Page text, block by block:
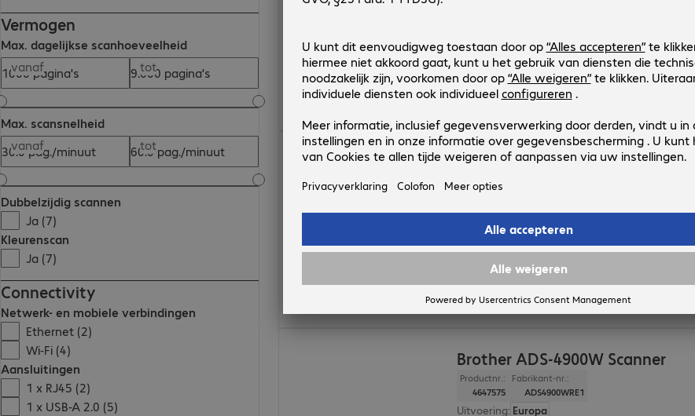
Vermogen
Max. dagelijkse scanhoeveelheid
vanaf
tot
Max. scansnelheid
vanaf
tot
Dubbelzijdig scannen
Ja (7)
Kleurenscan
Ja (7)
Connectivity
Netwerk- en mobiele verbindingen
Ethernet (2)
Wi-Fi (4)
Aansluitingen
1 x RJ45 (2)
1 x USB-A 2.0 (5)
Max. dagelijkse scanhoeveelheid:5000 pagina's
Max. scansnelheid:35.0 pag./minuut
Netwerk- en mobiele verbindingen:Wi-Fi
Brother ADS-4100 Scanner
Productnr.:
4648706-03
Uitvoering:Europa
Max. papierformaat:A4
Max. scansnelheid:35.0 pag./minuut
Aansluitingen:1 x USB-A 2.0, 1 x USB-B 3.0
€ 306,99
Brother ADS-4900W Scanner
Productnr.:
4647575
Fabrikant-nr.:
ADS4900WRE1
Uitvoering: Europa